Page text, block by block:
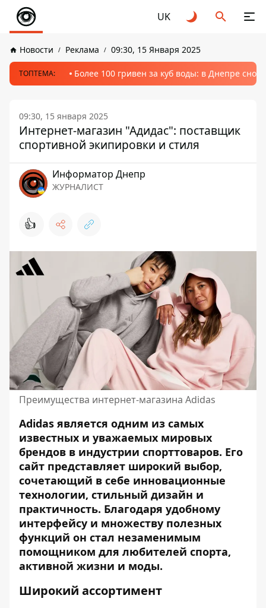
UK
Новости Реклама 09:30, 15 Января 2025
ТОПТЕМА: Более 100 гривен за куб воды: в Днепре
09:30, 15 января 2025
Интернет-магазин "Адидас": поставщик
спортивной экипировки и стиля
Информатор Днепр
ЖУРНАЛИСТ
👍
Преимущества интернет-магазина Adidas
Adidas является одним из самых
известных и уважаемых мировых
брендов в индустрии спорттоваров. Его
сайт представляет широкий выбор,
сочетающий в себе инновационные
технологии, стильный дизайн и
практичность. Благодаря удобному
интерфейсу и множеству полезных
функций он стал незаменимым
помощником для любителей спорта,
активной жизни и моды.
Широкий ассортимент